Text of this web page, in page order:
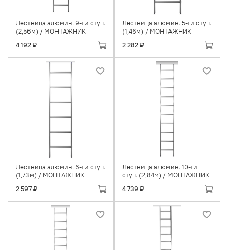
Лестница алюмин. 9-ти ступ.
(2,56м) / МОНТАЖНИК
4 192 ₽
Лестница алюмин. 5-ти ступ.
(1,46м) / МОНТАЖНИК
2 282 ₽
Лестница алюмин. 6-ти ступ.
(1,73м) / МОНТАЖНИК
2 597 ₽
Лестница алюмин. 10-ти
ступ. (2,84м) / МОНТАЖНИК
4 739 ₽